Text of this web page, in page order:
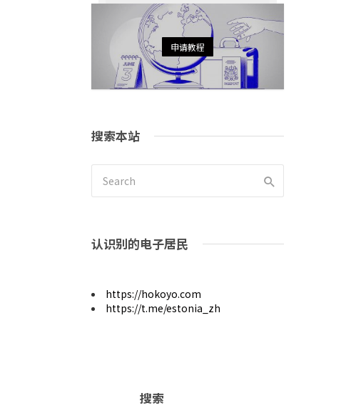
申请教程
搜索本站
认识别的电子居民
https://hokoyo.com
https://t.me/estonia_zh
搜索